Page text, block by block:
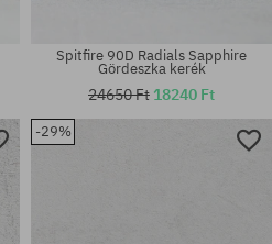
Elérhető méretek:
Spitfire 90D Radials Sapphire
Gördeszka kerék
24650 Ft 18240 Ft
-29%